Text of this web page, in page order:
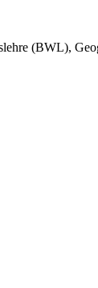
(BWL),